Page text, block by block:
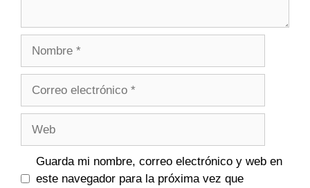
Guarda mi nombre, correo electrónico y web en
este navegador para la próxima vez que